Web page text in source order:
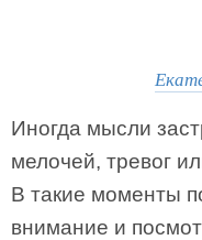
Иногда мысли
мелочей, тревог
В такие моменты
внимание и